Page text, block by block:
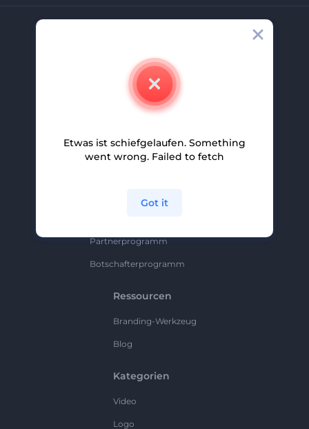
Partnerprogramm
Partnerprogramm
Botschafterprogramm
Ressourcen
Branding-Werkzeug
Blog
Kategorien
Video
Logo
Etwas ist schiefgelaufen. Something
went wrong. Failed to fetch
Got it